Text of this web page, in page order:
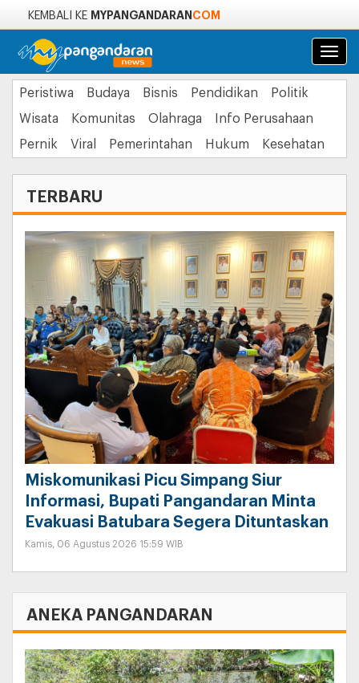
KEMBALI KE MYPANGANDARAN COM
Peristiwa Budaya Bisnis Pendidikan
Politik
Wisata
Komunitas Olahraga
Info Perusahaan
Pernik
Viral Pemerintahan Hukum Kesehatan
TERBARU
Miskomunikasi Picu Simpang Siur
Informasi, Bupati Pangandaran Minta
Evakuasi Batubara Segera Dituntaskan
Kamis, 06 Agustus 2026 15:59 WIB
ANEKA PANGANDARAN